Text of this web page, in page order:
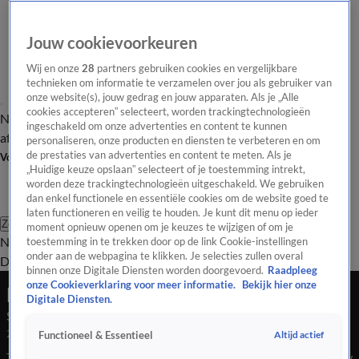
Nieuws van de DagOpinie van de Dag Onze categorieën Laatste
afleveringVideo's Nieuws van de Dag Podcast
Volg Nieuws van de Dag
Zoeken
Nieuws van de DagOpinie van de
Dag
Video'sUitzendingen PodcastPanelContact
Nieuws van de Dag
Seizoen Nieuws van de Dag, aflevering 106
2 juni 2025, 18:03
Jouw cookievoorkeuren
Wij en onze28 partners gebruiken cookies en vergelijkbare
technieken om informatie te verzamelen over jou als gebruiker van
onze website(s), jouw gedrag en jouw apparaten. Als je „Alle
cookies accepteren” selecteert, worden trackingtechnologieën
ingeschakeld om onze advertenties en content te kunnen
personaliseren, onze producten en diensten te verbeteren en om
de prestaties van advertenties en content te meten. Als je
„Huidige keuze opslaan” selecteert of je toestemming intrekt,
worden deze trackingtechnologieën uitgeschakeld. We gebruiken
dan enkel functionele en essentiële cookies om de website goed te
laten functioneren en veilig te houden. Je kunt dit menu op ieder
moment opnieuw openen om je keuzes te wijzigen of om je
toestemming in te trekken door op de link Cookie-instellingen
onder aan de webpagina te klikken. Je selecties zullen overal
binnen onze Digitale Diensten worden doorgevoerd. Raadpleeg
onze Cookieverklaring voor meer informatie.
Bekijk hier onze
Digitale Diensten.
Functioneel & Essentieel Altijd actief